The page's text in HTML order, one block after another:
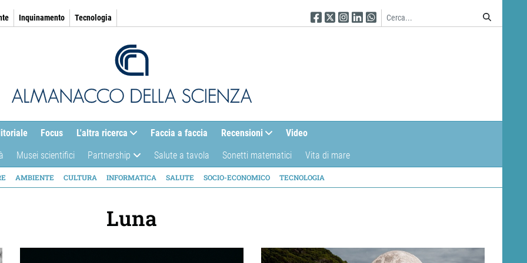
Inquinamento Tecnologia Seguici su Facebook
Seguici su Twitter
Seguici su Instagram
Seguici su Linkedin
Seguici su WhatsApp
Focus L'altra ricerca Faccia a faccia Recensioni Video
Musei scientifici Partnership Salute a tavola Sonetti matematici Vita di mare
AMBIENTE CULTURA INFORMATICA SALUTE SOCIO-ECONOMICO TECNOLOGIA
Luna